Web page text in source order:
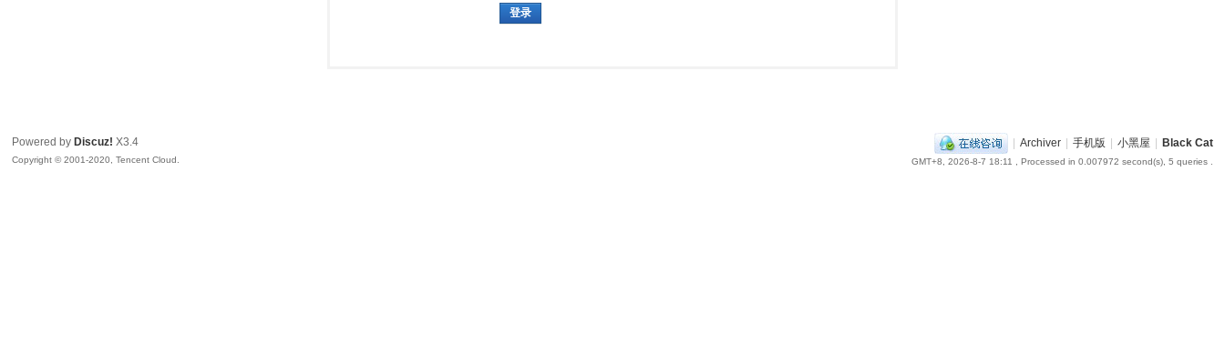
登录
| Archiver | 手机版 | 小黑屋 | Black Cat
GMT+8, 2026-8-7 18:11 , Processed in 0.007972 second(s), 5 queries .
Powered by Discuz! X3.4
Copyright © 2001-2020, Tencent Cloud.